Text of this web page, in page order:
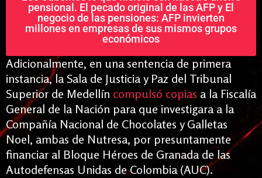
pensional. El pecado original de las AFP y El
negocio de las pensiones: AFP invierten
millones en empresas de sus mismos grupos
económicos
Adicionalmente, en una sentencia de primera
instancia, la Sala de Justicia y Paz del Tribunal
Superior de Medellín compulsó copias a la Fiscalía
General de la Nación para que investigara a la
Compañía Nacional de Chocolates y Galletas
Noel, ambas de Nutresa, por presuntamente
financiar al Bloque Héroes de Granada de las
Autodefensas Unidas de Colombia (AUC).